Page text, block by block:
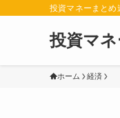
投資マネーまとめ
投資マ
ホーム 経済